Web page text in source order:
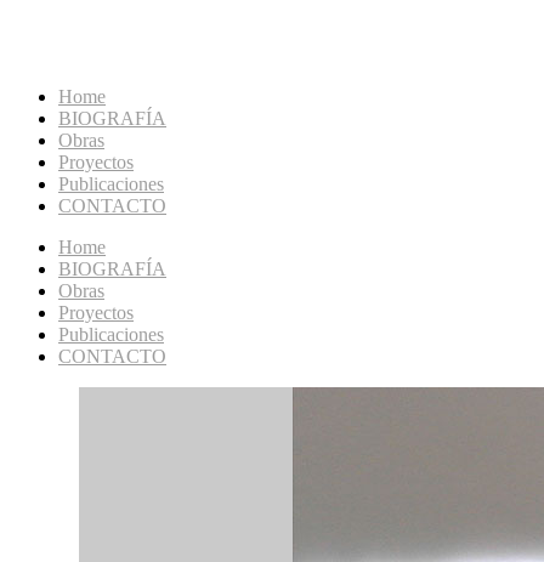
Home
BIOGRAFÍA
Obras
Proyectos
Publicaciones
CONTACTO
Home
BIOGRAFÍA
Obras
Proyectos
Publicaciones
CONTACTO